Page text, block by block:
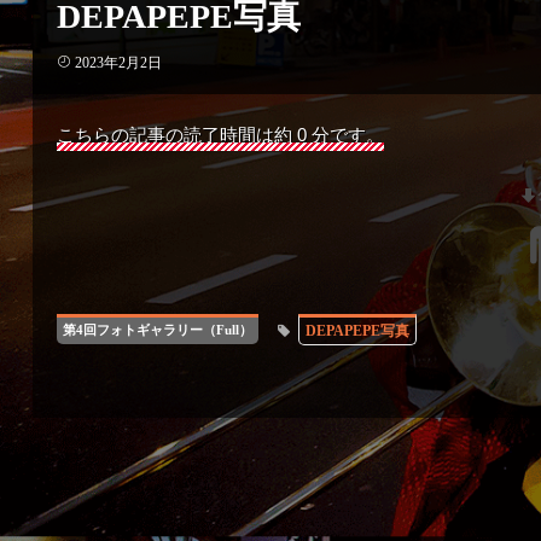
DEPAPEPE写真
2023年2月2日
こちらの記事の読了時間は約 0 分です。
第4回フォトギャラリー（Full） DEPAPEPE写真